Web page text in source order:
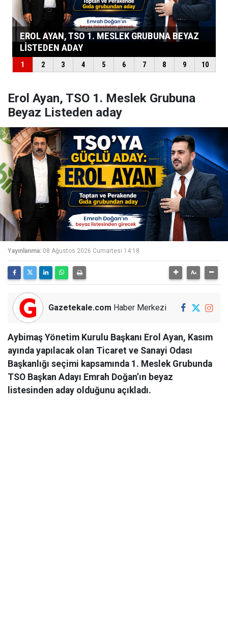
Erol Ayan, TSO 1. Meslek Grubuna
Beyaz Listeden aday
Yayınlanma: 08 Ağustos 2026 Cumartesi 14:18
Gazetekale.com Haber Merkezi
Aybimaş Yönetim Kurulu Başkanı Erol Ayan, Kasım
ayında yapılacak olan Ticaret ve Sanayi Odası
Başkanlığı seçimi kapsamında 1. Meslek Grubunda
TSO Başkan Adayı Emrah Doğan’ın beyaz
listesinden aday olduğunu açıkladı.